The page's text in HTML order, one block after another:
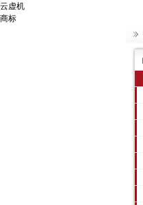
云虚机
商标